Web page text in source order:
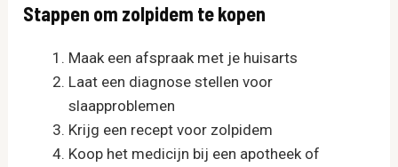
Stappen om zolpidem te kopen
Maak een afspraak met je huisarts
Laat een diagnose stellen voor
slaapproblemen
Krijg een recept voor zolpidem
Koop het medicijn bij een apotheek of